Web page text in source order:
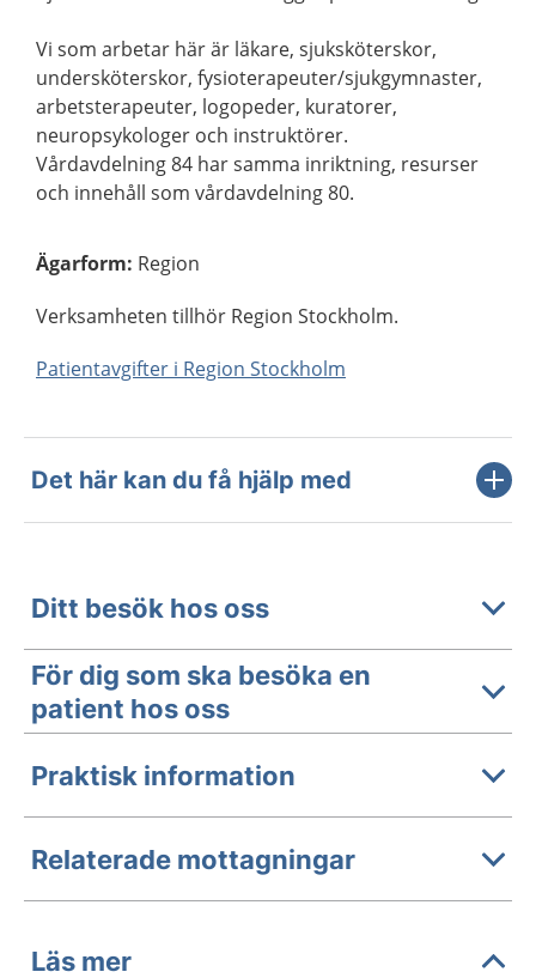
Vi som arbetar här är läkare, sjuksköterskor,
undersköterskor, fysioterapeuter/sjukgymnaster,
arbetsterapeuter, logopeder, kuratorer,
neuropsykologer och instruktörer.
Vårdavdelning 84 har samma inriktning, resurser
och innehåll som vårdavdelning 80.
Ägarform: Region
Verksamheten tillhör Region Stockholm.
Patientavgifter i Region Stockholm
Det här kan du få hjälp med
Ditt besök hos oss
För dig som ska besöka en
patient hos oss
Praktisk information
Relaterade mottagningar
Läs mer